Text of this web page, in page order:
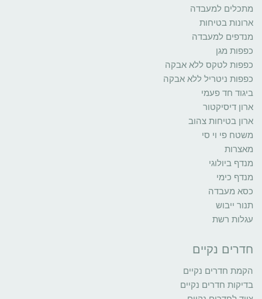
מתכלים למעבדה
ארונות בטיחות
מנדפים למעבדה
כפפות מגן
כפפות לטקס ללא אבקה
כפפות ניטריל ללא אבקה
ביגוד חד פעמי
ארון דיסיקטור
ארון בטיחות צהוב
משטח פי וי סי
מאצרות
מנדף ביולוגי
מנדף כימי
כסא מעבדה
תנור ייבוש
עגלות רשת
חדרים נקיים
הקמת חדרים נקיים
בדיקות חדרים נקיים